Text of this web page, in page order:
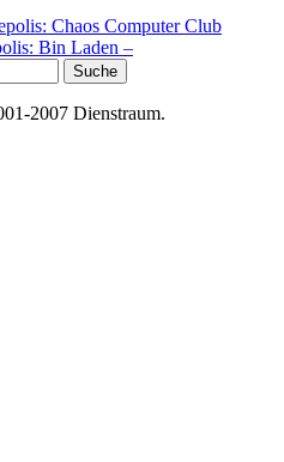
Chaos Computer Club
Bin Laden –
2007 Dienstraum.